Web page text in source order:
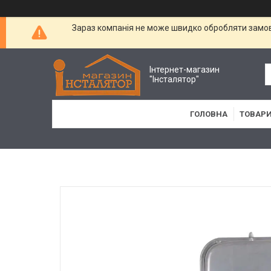
Зараз компанія не може швидко обробляти
Інтернет-магазин
"Інсталятор"
ГОЛОВНА